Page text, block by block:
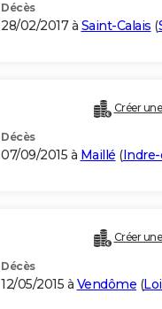
Décès
28/02/2017 à Saint-Calais (
Créer
Décès
07/09/2015 à Maillé (
Créer
Décès
12/05/2015 à Vendôme (